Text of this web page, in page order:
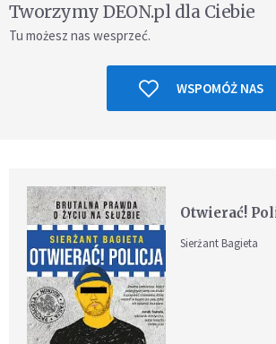
Tworzymy DEON.pl dla Ciebie
Tu możesz nas wesprzeć.
WSPOMÓŻ NAS
Otwierać!
Sierżant Bagieta